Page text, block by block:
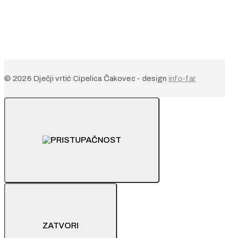
© 2026 Dječji vrtić Cipelica Čakovec - design info-far
ZATVORI